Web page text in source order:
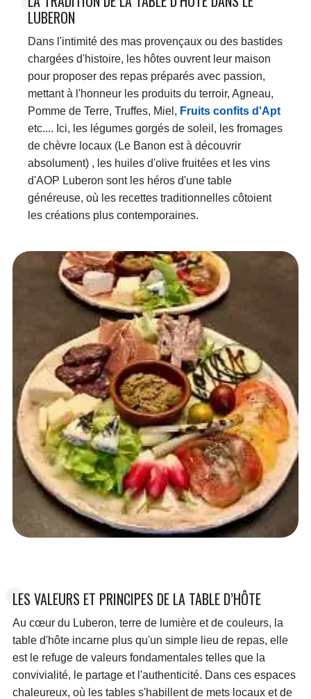
LUBERON
Dans l'intimité des mas provençaux ou des bastides
chargées d'histoire, les hôtes ouvrent leur maison
pour proposer des repas préparés avec passion,
mettant à l'honneur les produits du terroir, Agneau,
Pomme de Terre, Truffes, Miel, Fruits confits d'Apt
etc.... Ici, les légumes gorgés de soleil, les fromages
de chèvre locaux (Le Banon est à découvrir
absolument) , les huiles d'olive fruitées et les vins
d'AOP Luberon sont les héros d'une table
généreuse, où les recettes traditionnelles côtoient
les créations plus contemporaines.
LES VALEURS ET PRINCIPES DE LA TABLE D’HÔTE
Au cœur du Luberon, terre de lumière et de couleurs, la
table d'hôte incarne plus qu'un simple lieu de repas, elle
est le refuge de valeurs fondamentales telles que la
convivialité, le partage et l'authenticité. Dans ces espaces
chaleureux, où les tables s'habillent de mets locaux et de